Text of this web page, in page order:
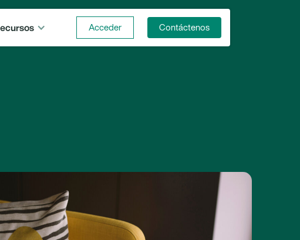
Acceder Contáctenos